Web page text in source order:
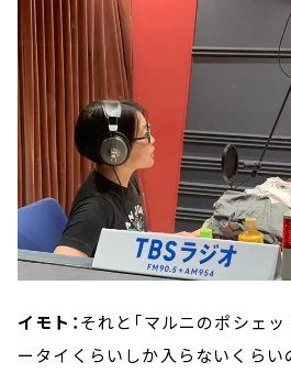
イモト：それと「マルニのポシェッ
ータイくらいしか入らないくらい